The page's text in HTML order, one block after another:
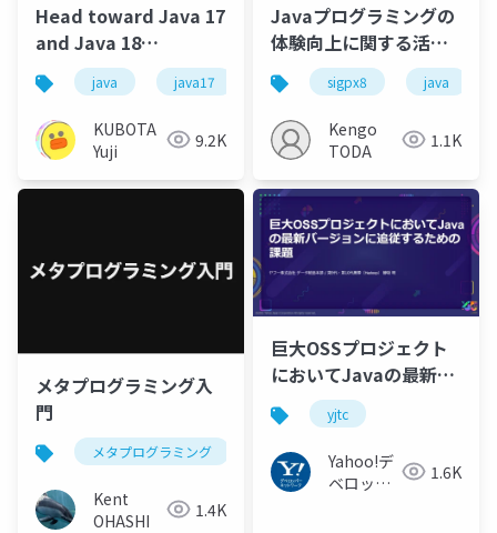
Head toward Java 17
and Java 18
#jjug_ccc
java java17 java18 jjug
KUBOTA
Yuji
9.2K
Javaプログラミングの
体験向上に関する活動 /
DX enhancement
around Java
programming
sigpx8 java
Kengo
TODA
1.1K
メタプログラミング入
門
メタプログラミング java ruby
Kent
OHASHI
1.4K
巨大OSSプロジェクト
においてJavaの最新バ
ージョンに追従するた
めの課題 #yjtc /
YJTC21 C-8
yjtc
Yahoo!デ
ベロッパ
1.6K